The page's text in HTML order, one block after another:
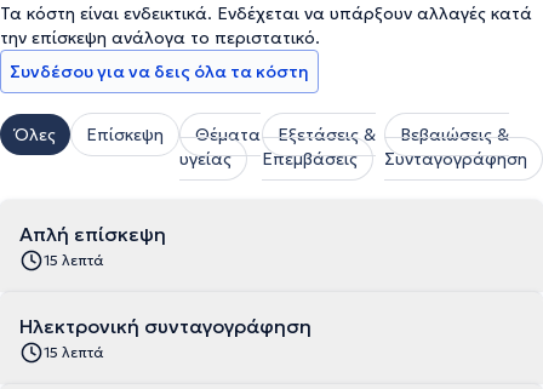
Τα κόστη είναι ενδεικτικά. Ενδέχεται να υπάρξουν αλλαγές κατά
την επίσκεψη ανάλογα το περιστατικό.
Συνδέσου για να δεις όλα τα κόστη
Όλες Επίσκεψη
Θέματα
υγείας
Εξετάσεις &
Επεμβάσεις
Βεβαιώσεις &
Συνταγογράφηση
Απλή επίσκεψη
15 λεπτά
Ηλεκτρονική συνταγογράφηση
15 λεπτά